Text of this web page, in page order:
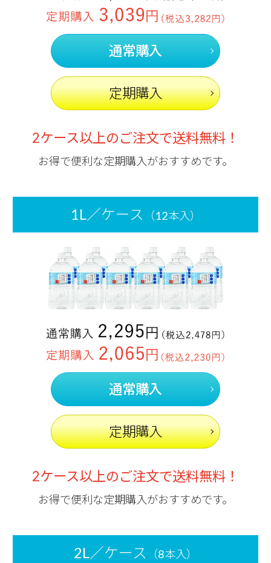
通常購入
定期購入
2ケース以上のご注文で送料無料！
お得で便利な定期購入がおすすめです。
1L／ケース （12本入）
通常購入
定期購入
2ケース以上のご注文で送料無料！
お得で便利な定期購入がおすすめです。
2L／ケース （8本入）